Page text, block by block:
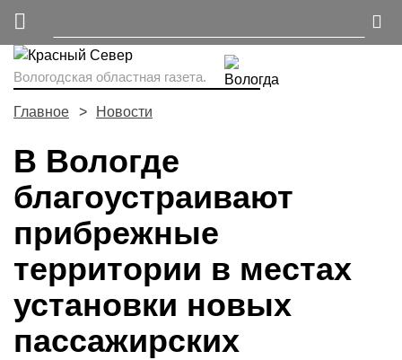
Вологодская областная газета.
Главное Новости
В Вологде
благоустраивают
прибрежные
территории в местах
установки новых
пассажирских